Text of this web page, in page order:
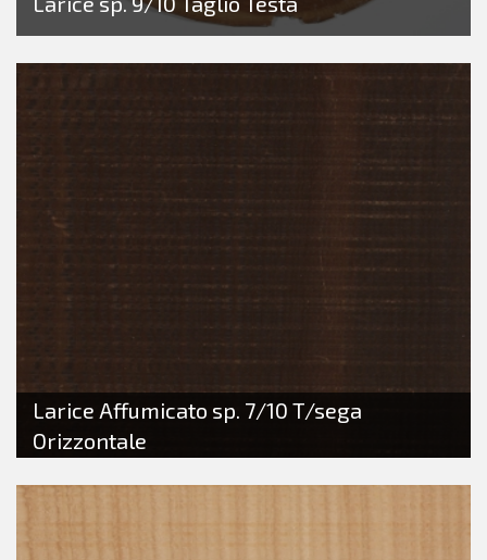
Larice Affumicato sp. 7/10 T/sega
Orizzontale